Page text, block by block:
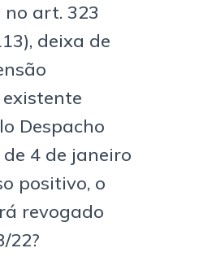
art. 323
deixa de
Despacho
de 4 de janeiro
positivo, o
revogado
22?